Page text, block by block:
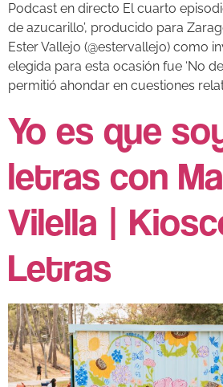
Podcast en directo El cuarto
de azucarillo’, producido para
Ester Vallejo (@estervallejo) como
elegida para esta ocasión fue ‘No
permitió ahondar en cuestiones
Yo es que
letras con
Vilella |
Letras